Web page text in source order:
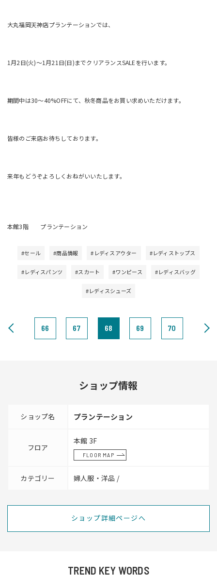
大丸福岡天神店プランテーションでは、
1月2日(火)〜1月21日(日)までクリアランスSALEを行います。
期間中は30〜40%OFFにて、秋冬商品をお買い求めいただけます。
皆様のご来店お待ちしております。
来年もどうぞよろしくおねがいいたします。
本館3階 プランテーション
#セール #商品情報 #レディスアウター #レディストップス
#レディスパンツ #スカート #ワンピース #レディスバッグ
#レディスシューズ
66 67 68 69 70
ショップ情報
ショップ名 プランテーション
フロア
本館 3F
FLOOR MAP
カテゴリー 婦人服・洋品 /
ショップ詳細ページへ
TREND KEY WORDS